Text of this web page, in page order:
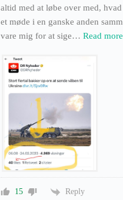
altid med at løbe over med,
et møde i en ganske anden
vare mig for at sige… Read
15 Reply